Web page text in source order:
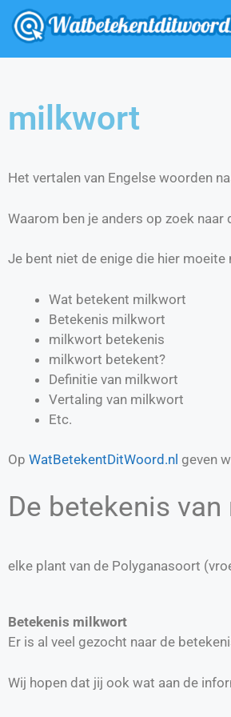
milkwort
Het vertalen van Engelse woorden
Waarom ben je anders op zoek
Je bent niet de enige die hier
Wat betekent milkwort
Betekenis milkwort
milkwort betekenis
milkwort betekent?
Definitie van milkwort
Vertaling van milkwort
Etc.
Op WatBetekentDitWoord.nl geven
De betekenis
elke plant van de Polyganasoort
Betekenis milkwort
Er is al veel gezocht naar de
Wij hopen dat jij ook wat aan de